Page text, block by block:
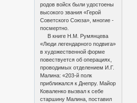
родов войск были удостоены
высокого звания «Герой
Советского Союза», многие -
посмертно.
В книге Н.М. Румянцева
«Люди легендарного подвига»
в художественной форме
повествуется об операциях,
проводимых отделением И.Г.
Малина: «203-й полк
приближался к Днепру. Майор
Коваленко вызвал к себе
старшину Малина, поставил